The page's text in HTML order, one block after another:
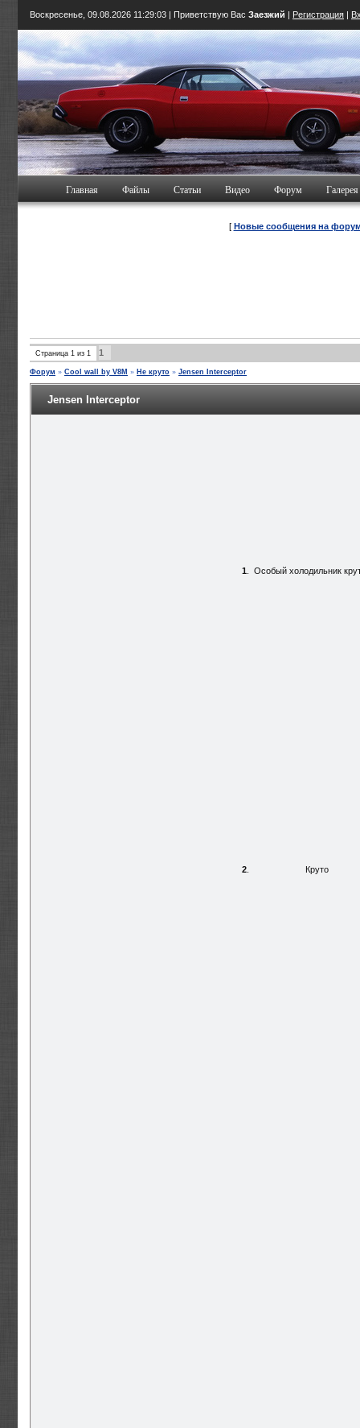
Воскресенье, 09.08.2026 11:29:05 | Приветствую Вас Заезжий | Регистрация |
Главная Файлы Статьи Видео Форум Галерея
[ Новые сообщения на
Страница 1 из 1 1
Форум » Cool wall by V8M » Не круто » Jensen Interceptor
Jensen Interceptor
1. Особый холодильник
2. Круто